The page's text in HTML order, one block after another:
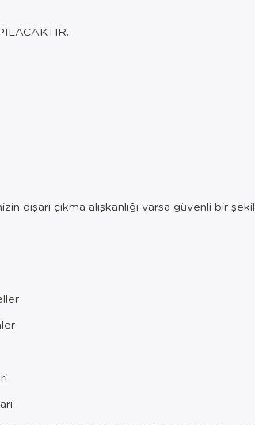
çıkma alışkanlığı varsa güvenli bir